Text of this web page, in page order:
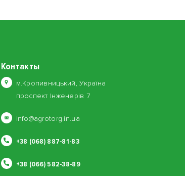
Контакты
м.Кропивницький, Україна
проспект Інженерів 7
info@agrotorg.in.ua
+38 (068) 887-81-83
+38 (066) 582-38-89